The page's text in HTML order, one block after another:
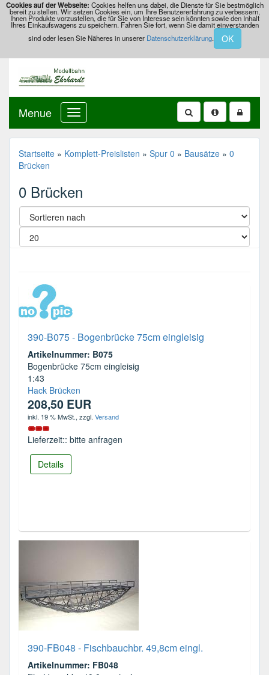
Cookies auf der Webseite: Cookies helfen uns dabei, die Dienste für Sie bestmöglich
bereit zu stellen. Wir setzen Cookies ein, um Ihre Benutzererfahrung zu verbessern,
Ihnen Produkte vorzustellen, die für Sie von Interesse sein könnten sowie den Inhalt
Ihres Einkaufswagens zu speichern. Fahren Sie fort, wenn Sie damit einverstanden
sind oder lesen Sie Näheres in unserer Datenschutzerklärung. OK
Menue
Startseite » Komplett-Preislisten » Spur 0 » Bausätze » 0
Brücken
0 Brücken
390-B075 - Bogenbrücke 75cm eingleisig
Artikelnummer: B075
Bogenbrücke 75cm eingleisig
1:43
Hack Brücken
208,50 EUR
inkl. 19 % MwSt., zzgl. Versand
Lieferzeit:: bitte anfragen
Details
390-FB048 - Fischbauchbr. 49,8cm eingl.
Artikelnummer: FB048